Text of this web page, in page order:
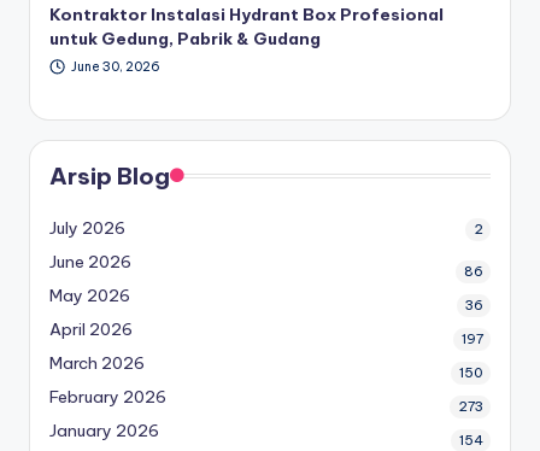
Kontraktor Instalasi Hydrant Box Profesional
untuk Gedung, Pabrik & Gudang
June 30, 2026
Arsip Blog
July 2026 2
June 2026 86
May 2026 36
April 2026 197
March 2026 150
February 2026 273
January 2026 154